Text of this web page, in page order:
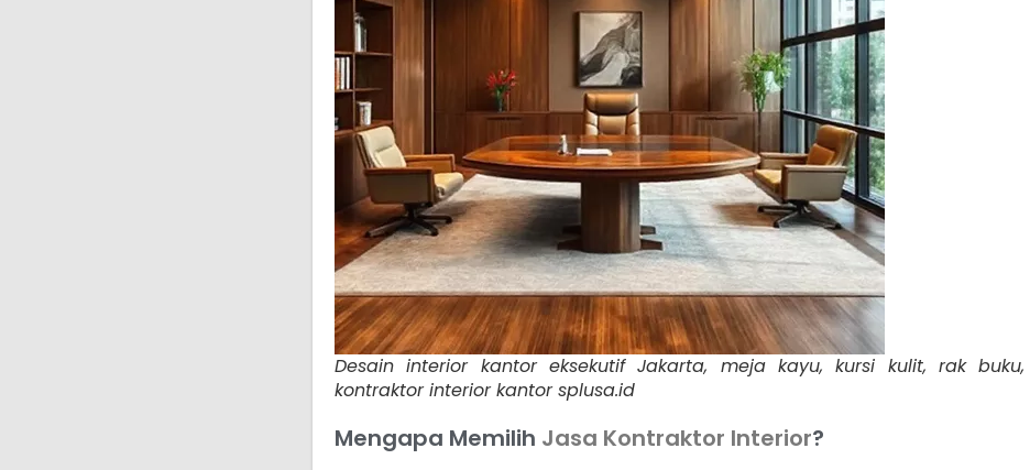
Desain interior kantor eksekutif Jakarta, meja kayu, kursi kulit, rak
kontraktor interior kantor splusa.id
Mengapa Memilih Jasa Kontraktor Interior?